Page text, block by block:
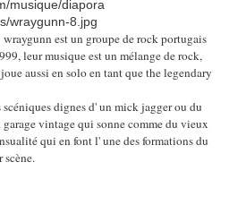
wraygunn est un groupe de rock portugais
leur musique est un mélange de rock,
aussi en solo en tant que the legendary
dignes d' un mick jagger ou du
vintage qui sonne comme du vieux
qui en font l' une des formations du
scène.